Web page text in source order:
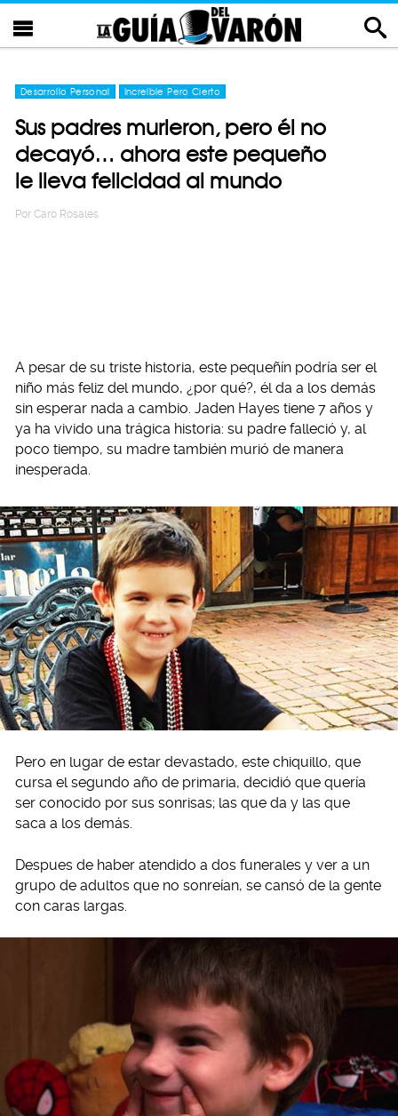
Desarrollo Personal Increíble Pero Cierto
Sus padres murieron, pero él no
decayó… ahora este pequeño
le lleva felicidad al mundo
Por Caro Rosales
A pesar de su triste historia, este pequeñín podría ser el
niño más feliz del mundo, ¿por qué?, él da a los demás
sin esperar nada a cambio. Jaden Hayes tiene 7 años y
ya ha vivido una trágica historia: su padre falleció y, al
poco tiempo, su madre también murió de manera
inesperada.
Pero en lugar de estar devastado, este chiquillo, que
cursa el segundo año de primaria, decidió que quería
ser conocido por sus sonrisas; las que da y las que
saca a los demás.
Despues de haber atendido a dos funerales y ver a un
grupo de adultos que no sonreían, se cansó de la gente
con caras largas.